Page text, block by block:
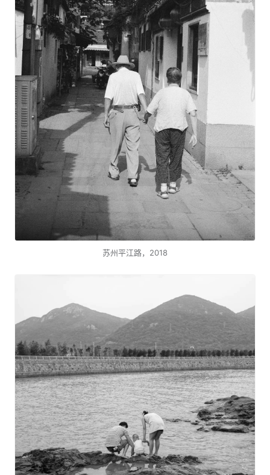
苏州平江路，2018